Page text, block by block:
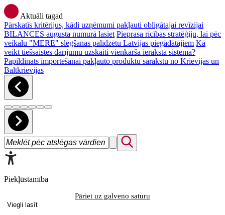
Aktuāli tagad
Pārskatīs kritērijus, kādi uzņēmumi pakļauti obligātajai revīzijai
BILANCES augusta numurā lasiet Pieprasa rīcības stratēģiju, lai pēc
veikalu "MERE" slēgšanas palīdzētu Latvijas piegādātājiem Kā
veikt tiešsaistes darījumu uzskaiti vienkāršā ieraksta sistēmā?
Papildināts importēšanai pakļauto produktu sarakstu no Krievijas un
Baltkrievijas
Piekļūstamība
Pāriet uz galveno saturu
Viegli lasīt